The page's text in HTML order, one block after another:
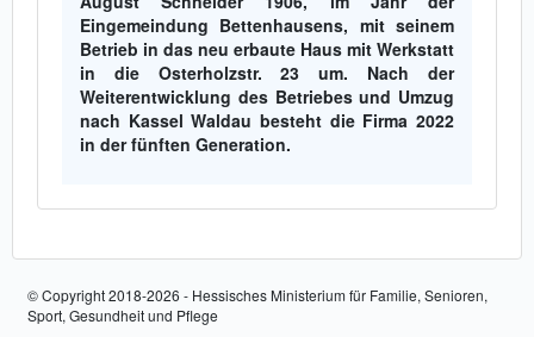
Eingemeindung Bettenhausens, mit seinem
Betrieb in das neu erbaute Haus mit Werkstatt
in die Osterholzstr. 23 um. Nach der
Weiterentwicklung des Betriebes und Umzug
nach Kassel Waldau besteht die Firma 2022
in der fünften Generation.
© Copyright 2018-2026 - Hessisches Ministerium für Familie, Senioren,
Sport, Gesundheit und Pflege